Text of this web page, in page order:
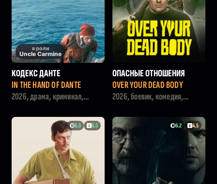
в роли
Uncle Carmine
КОДЕКС ДАНТЕ
IN THE HAND OF DANTE
2026, драма, криминал,
ОПАСНЫЕ ОТНОШЕНИЯ
OVER YOUR DEAD BODY
2026, боевик, комедия,
6.3 6.5 6.2 4.5